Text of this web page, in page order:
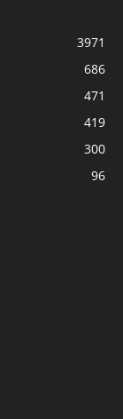
3971
686
471
419
300
96